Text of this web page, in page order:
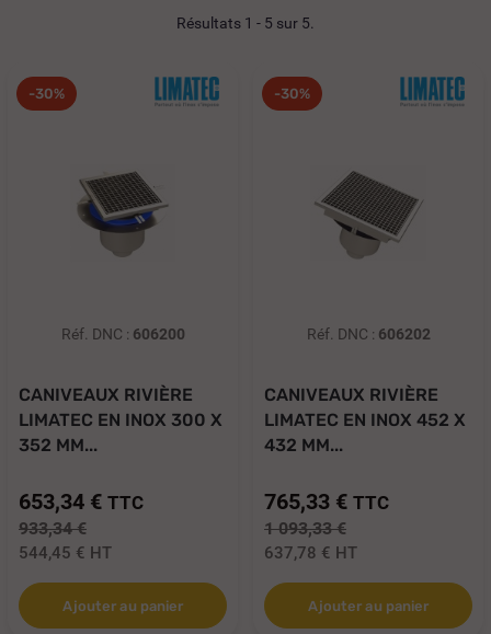
Résultats 1 - 5 sur 5.
-30%
Réf. DNC : 606200
CANIVEAUX RIVIÈRE
LIMATEC EN INOX 300 X
352 MM...
653,34 € TTC
933,34 €
544,45 € HT
Ajouter au panier
-30%
Réf. DNC : 606202
CANIVEAUX RIVIÈRE
LIMATEC EN INOX 452 X
432 MM...
765,33 € TTC
1 093,33 €
637,78 € HT
Ajouter au panier